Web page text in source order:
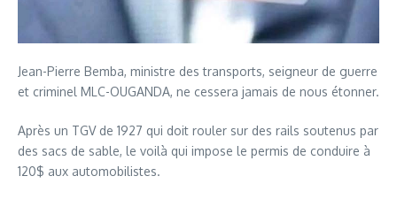
Jean-Pierre Bemba, ministre des transports, seigneur de guerre
et criminel MLC-OUGANDA, ne cessera jamais de nous étonner.
Après un TGV de 1927 qui doit rouler sur des rails soutenus par
des sacs de sable, le voilà qui impose le permis de conduire à
120$ aux automobilistes.